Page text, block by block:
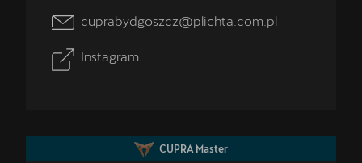
cuprabydgoszcz@plichta.com.pl
Instagram
CUPRA Master